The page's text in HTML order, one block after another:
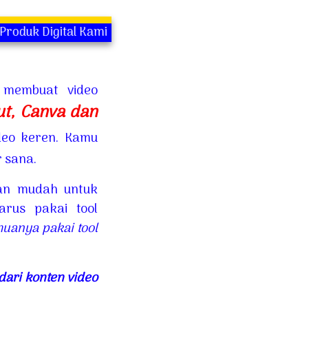
Kami
video
Canva dan
keren. Kamu
mudah untuk
pakai tool
pakai tool
konten video